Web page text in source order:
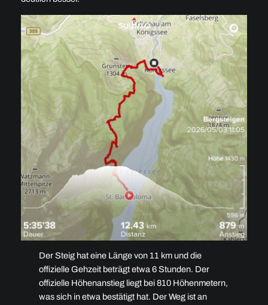
Der Steig hat eine Länge von 11 km und die
offizielle Gehzeit beträgt etwa 6 Stunden. Der
offizielle Höhenanstieg liegt bei 810 Höhenmetern,
was sich in etwa bestätigt hat. Der Weg ist an